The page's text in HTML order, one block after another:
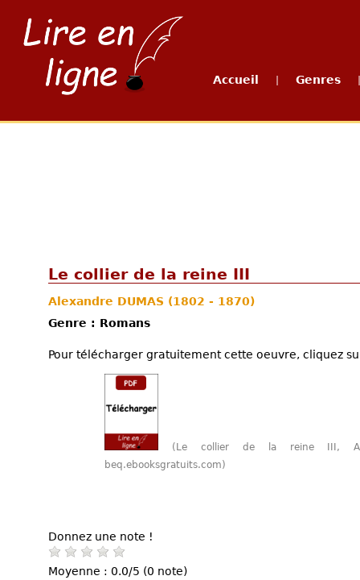
Accueil Genres
Le collier de la reine III
Alexandre DUMAS (1802 - 1870)
Genre : Romans
Pour télécharger gratuitement cette oeuvre, cliquez
(Le collier de la reine III,
beq.ebooksgratuits.com)
Donnez une note !
Moyenne : 0.0/5 (0 note)